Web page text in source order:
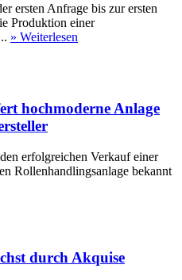
ersten Anfrage bis zur ersten
Produktion einer
» Weiterlesen
hochmoderne Anlage
erfolgreichen Verkauf einer
Rollenhandlingsanlage bekannt
durch Akquise